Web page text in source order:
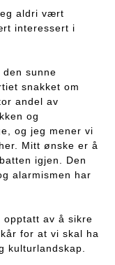
aldri vært
interessert i
sunne
snakket om
andel av
og
og jeg mener vi
Mitt ønske er å
igjen. Den
alarmismen har
opptatt av å sikre
for at vi skal ha
kulturlandskap.